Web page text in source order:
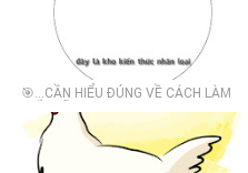
🎯...CẦN HIỂU ĐÚNG VỀ CÁCH LÀM
TIẾN SỸ KHOA HỌC (Ph.D.)